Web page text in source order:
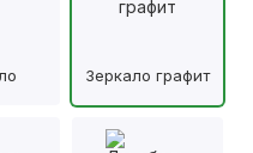
Зеркало графит